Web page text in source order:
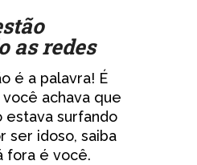
as redes
é a palavra! É
achava que
estava surfando
ser idoso, saiba
fora é você.